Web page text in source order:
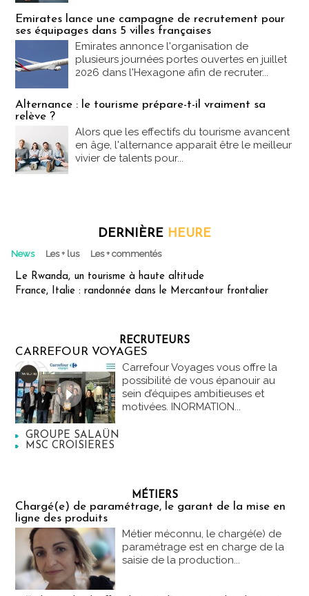
Emirates lance une campagne de recrutement pour
ses équipages dans 5 villes françaises
Emirates annonce l'organisation de
plusieurs journées portes ouvertes en juillet
2026 dans l'Hexagone afin de recruter...
Alternance : le tourisme prépare-t-il vraiment sa
relève ?
Alors que les effectifs du tourisme avancent
en âge, l'alternance apparaît être le meilleur
vivier de talents pour...
DERNIÈRE HEURE
News Les + lus Les + commentés
Le Rwanda, un tourisme à haute altitude
France, Italie : randonnée dans le Mercantour frontalier
RECRUTEURS
CARREFOUR VOYAGES
Carrefour Voyages vous offre la
possibilité de vous épanouir au
sein d’équipes ambitieuses et
motivées. INORMATION...
GROUPE SALAÜN
MSC CROISIERES
MÉTIERS
Chargé(e) de paramétrage, le garant de la mise en
ligne des produits
Métier méconnu, le chargé(e) de
paramétrage est en charge de la
saisie de la production...